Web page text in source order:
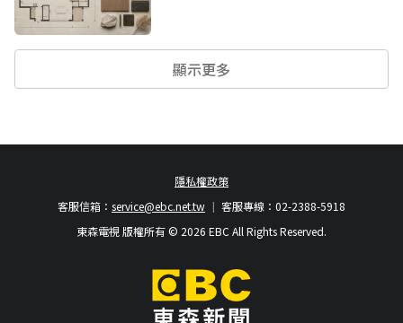
顯示更多
隱私權政策
客服專線：02-2388-5918
客服信箱： service@ebc.net.tw
東森電視 版權所有 © 2026 EBC All Rights Reserved.